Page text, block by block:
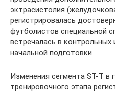
эктрасистолия
регистрировалась
футболистов специальной
встречалась в контрольных
начальной подготовки.
Изменения сегмента ST-T в
тренировочного этапа